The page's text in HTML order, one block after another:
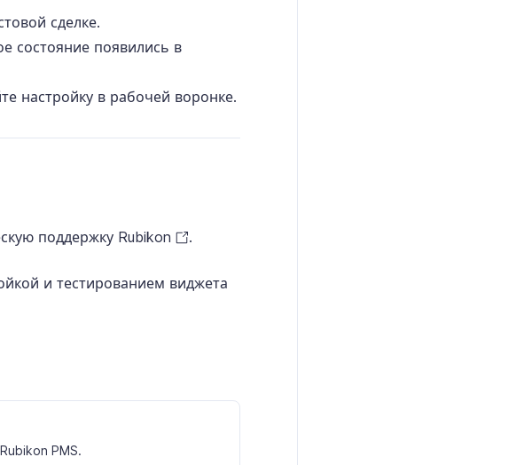
сделке.
состояние появились в
настройку в рабочей воронке.
поддержку Rubikon .
и тестированием виджета
PMS.